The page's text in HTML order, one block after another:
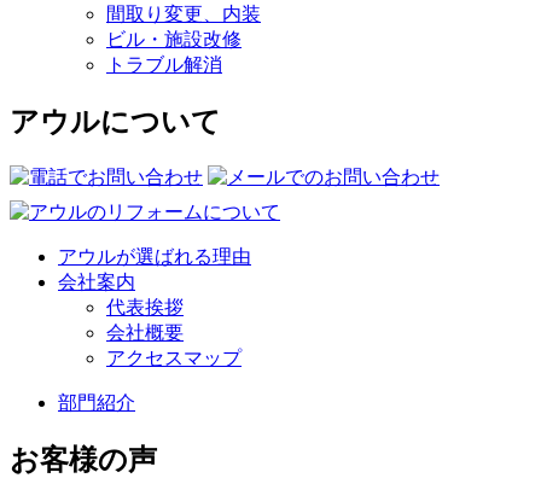
間取り変更、内装
ビル・施設改修
トラブル解消
アウルについて
アウルが選ばれる理由
会社案内
代表挨拶
会社概要
アクセスマップ
部門紹介
お客様の声